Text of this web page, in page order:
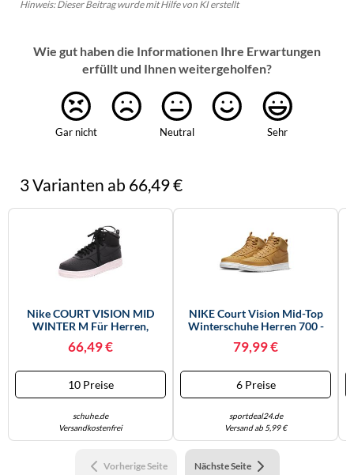
Hinweis: Dieser Beitrag wurde mit Hilfe von KI erstellt
Wie gut haben die Informationen Ihre Erwartungen
erfüllt und Ihnen weitergeholfen?
Gar nicht Neutral Sehr
3 Varianten ab 66,49 €
Nike COURT VISION MID
WINTER M Für Herren,
66,49 €
10 Preise
schuhe.de
Versandkostenfrei
NIKE Court Vision Mid-Top
Winterschuhe Herren 700 -
Gold-Sail 42.5
79,99 €
6 Preise
sportdeal24.de
Versand ab 5,99 €
Vorherige Seite Nächste Seite